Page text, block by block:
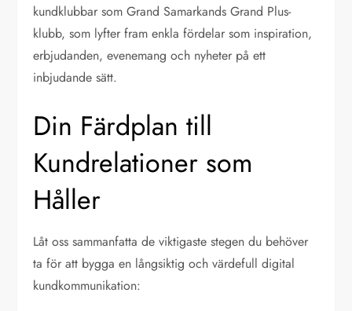
kundklubbar som Grand Samarkands Grand Plus-
klubb, som lyfter fram enkla fördelar som inspiration,
erbjudanden, evenemang och nyheter på ett
inbjudande sätt.
Din Färdplan till
Kundrelationer som
Håller
Låt oss sammanfatta de viktigaste stegen du behöver
ta för att bygga en långsiktig och värdefull digital
kundkommunikation: